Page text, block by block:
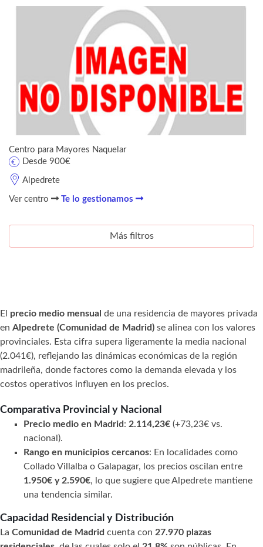
Centro para Mayores Naquelar
Alpedrete
Desde 900€
Ver centro Te lo gestionamos
Más filtros
El precio medio mensual de una residencia de mayores privada
en Alpedrete (Comunidad de Madrid) se alinea con los valores
provinciales. Esta cifra supera ligeramente la media nacional
(2.041€), reflejando las dinámicas económicas de la región
madrileña, donde factores como la demanda elevada y los
costos operativos influyen en los precios.
Comparativa Provincial y Nacional
Precio medio en Madrid : 2.114,23€ (+73,23€ vs.
nacional).
Rango en municipios cercanos: En localidades como
Collado Villalba o Galapagar, los precios oscilan entre
1.950€ y 2.590€, lo que sugiere que Alpedrete mantiene
una tendencia similar.
Capacidad Residencial y Distribución
La Comunidad de Madrid cuenta con 27.970 plazas